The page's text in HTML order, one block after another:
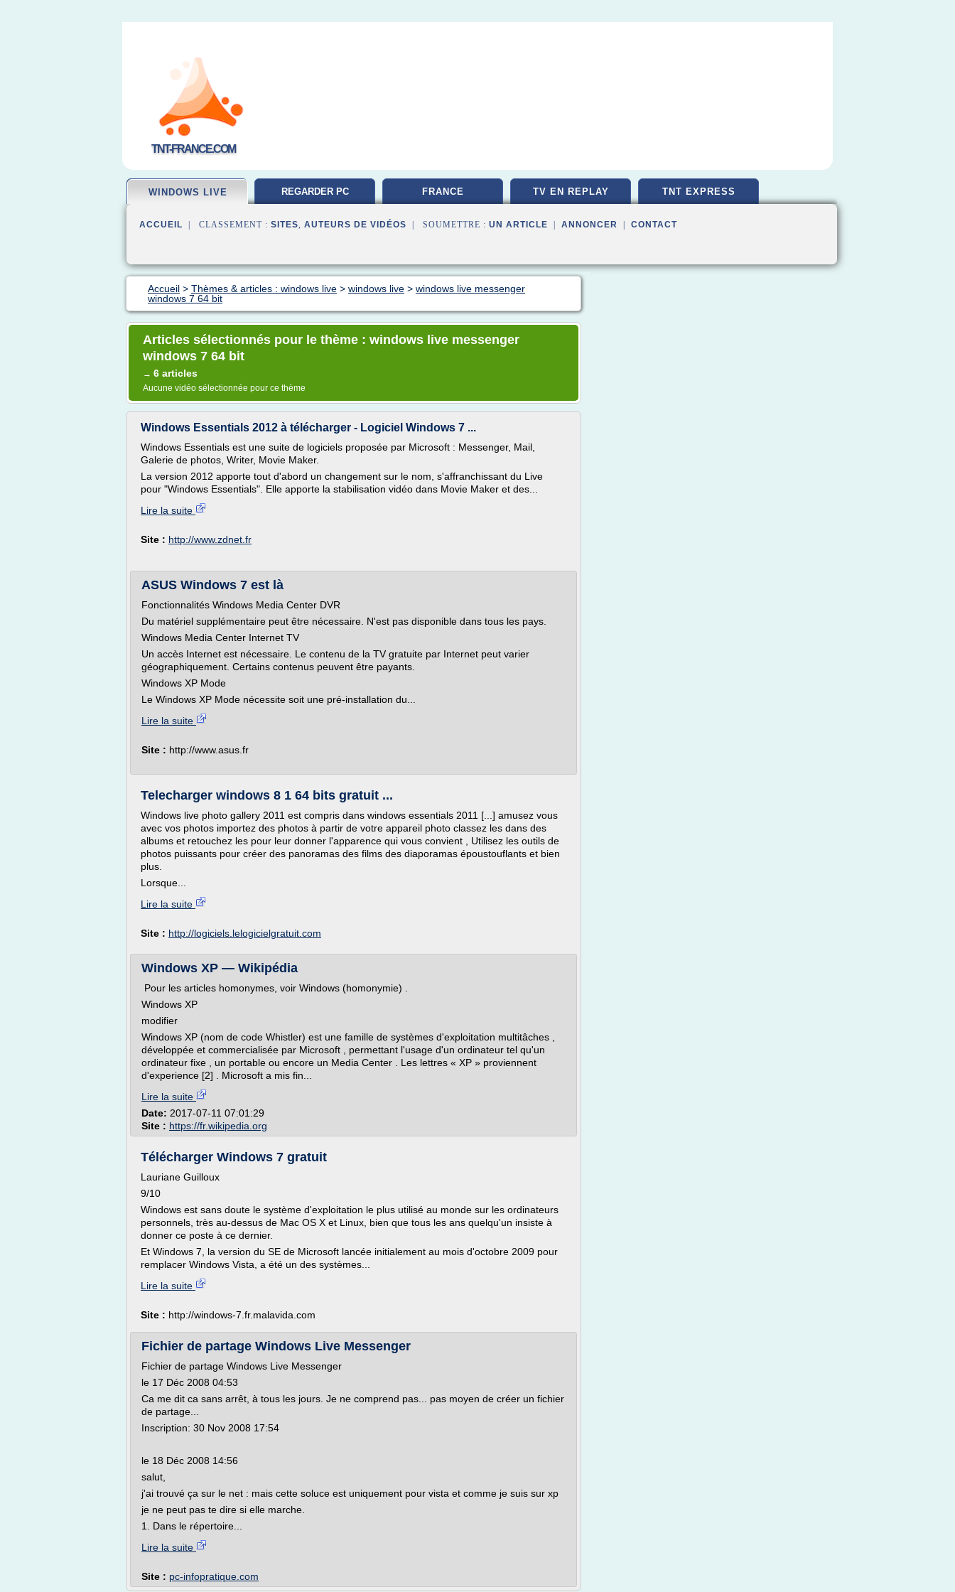
TNT-FRANCE.COM
WINDOWS LIVE REGARDER PC FRANCE TV EN REPLAY TNT EXPRESS
ACCUEIL | CLASSEMENT : SITES, AUTEURS DE VIDÉOS | SOUMETTRE : UN ARTICLE ANNONCER CONTACT
Accueil > Thèmes & articles : windows live > windows live > windows live messenger
windows 7 64 bit
Articles sélectionnés pour le thème : windows live messenger
windows 7 64 bit
→ 6 articles
Aucune vidéo sélectionnée pour ce thème
Windows Essentials 2012 à télécharger - Logiciel Windows 7 ...
Windows Essentials est une suite de logiciels proposée par Microsoft : Messenger, Mail,
Galerie de photos, Writer, Movie Maker.
La version 2012 apporte tout d'abord un changement sur le nom, s'affranchissant du Live
pour "Windows Essentials". Elle apporte la stabilisation vidéo dans Movie Maker et des...
Lire la suite
Site : http://www.zdnet.fr
ASUS Windows 7 est là
Fonctionnalités Windows Media Center DVR
Du matériel supplémentaire peut être nécessaire. N'est pas disponible dans tous les pays.
Windows Media Center Internet TV
Un accès Internet est nécessaire. Le contenu de la TV gratuite par Internet peut varier
géographiquement. Certains contenus peuvent être payants.
Windows XP Mode
Le Windows XP Mode nécessite soit une pré-installation du...
Lire la suite
Site : http://www.asus.fr
Telecharger windows 8 1 64 bits gratuit ...
Windows live photo gallery 2011 est compris dans windows essentials 2011 [...] amusez vous
avec vos photos importez des photos à partir de votre appareil photo classez les dans des
albums et retouchez les pour leur donner l'apparence qui vous convient , Utilisez les outils de
photos puissants pour créer des panoramas des films des diaporamas époustouflants et bien
plus.
Lorsque...
Lire la suite
Site : http://logiciels.lelogicielgratuit.com
Windows XP — Wikipédia
Pour les articles homonymes, voir Windows (homonymie) .
Windows XP
modifier
Windows XP (nom de code Whistler) est une famille de systèmes d'exploitation multitâches ,
développée et commercialisée par Microsoft , permettant l'usage d'un ordinateur tel qu'un
ordinateur fixe , un portable ou encore un Media Center . Les lettres « XP » proviennent
d'experience [2] . Microsoft a mis fin...
Lire la suite
Date: 2017-07-11 07:01:29
Site : https://fr.wikipedia.org
Télécharger Windows 7 gratuit
Lauriane Guilloux
9/10
Windows est sans doute le système d'exploitation le plus utilisé au monde sur les ordinateurs
personnels, très au-dessus de Mac OS X et Linux, bien que tous les ans quelqu'un insiste à
donner ce poste à ce dernier.
Et Windows 7, la version du SE de Microsoft lancée initialement au mois d'octobre 2009 pour
remplacer Windows Vista, a été un des systèmes...
Lire la suite
Site : http://windows-7.fr.malavida.com
Fichier de partage Windows Live Messenger
Fichier de partage Windows Live Messenger
le 17 Déc 2008 04:53
Ca me dit ca sans arrêt, à tous les jours. Je ne comprend pas... pas moyen de créer un fichier
de partage...
Inscription: 30 Nov 2008 17:54
le 18 Déc 2008 14:56
salut,
j'ai trouvé ça sur le net : mais cette soluce est uniquement pour vista et comme je suis sur xp
je ne peut pas te dire si elle marche.
1. Dans le répertoire...
Lire la suite
Site : pc-infopratique.com